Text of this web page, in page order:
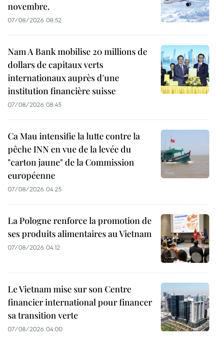
novembre.
07/08/2026 08:52
Nam A Bank mobilise 20 millions de
dollars de capitaux verts
internationaux auprès d'une
institution financière suisse
07/08/2026 08:45
Ca Mau intensifie la lutte contre la
pêche INN en vue de la levée du
"carton jaune" de la Commission
européenne
07/08/2026 04:25
La Pologne renforce la promotion de
ses produits alimentaires au Vietnam
07/08/2026 04:12
Le Vietnam mise sur son Centre
financier international pour financer
sa transition verte
07/08/2026 04:00